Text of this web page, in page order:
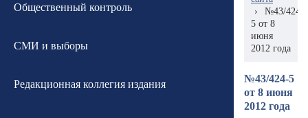
Общественный контроль
СМИ и выборы
Редакционная коллегия издания
›
№43/424-
5 от 8
июня
2012 года
№43/424-5
от 8 июня
2012 года